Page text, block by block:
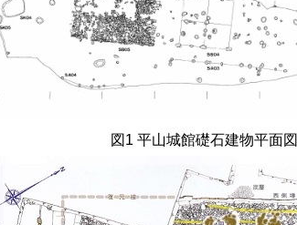
図 1平山城館礎石建物平面